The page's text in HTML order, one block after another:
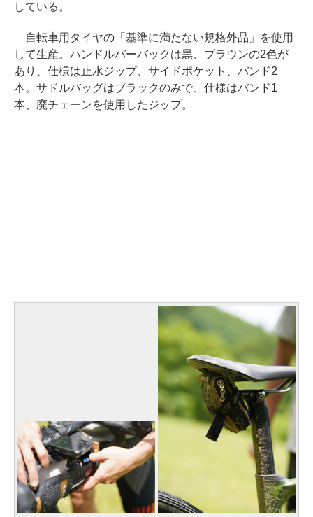
している。
自転車用タイヤの「基準に満たない規格外品」を使用
して生産。ハンドルバーバックは黒、ブラウンの2色が
あり、仕様は止水ジップ、サイドポケット、バンド2
本。サドルバッグはブラックのみで、仕様はバンド1
本、廃チェーンを使用したジップ。